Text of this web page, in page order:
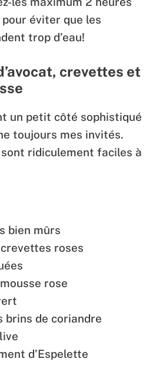
éviter que les
trop d’eau!
crevettes et
un petit côté sophistiqué
toujours mes invités.
ridiculement faciles à
bien mûrs
roses
rose
brins de coriandre
d’Espelette